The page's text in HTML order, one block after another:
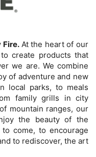
Fire. At the heart of our
create products that
we are. We combine
of adventure and new
local parks, to meals
family grills in city
mountain ranges, our
the beauty of the
come, to encourage
to rediscover, the art